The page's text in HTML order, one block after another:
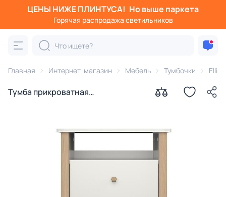
ЦЕНЫ НИЖЕ ПЛИНТУСА! Но выше паркета
Горячая распродажа светильников
Главная Интернет-магазин Мебель Тумбочки
Тумба прикроватная